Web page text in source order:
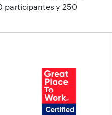
participantes y 250